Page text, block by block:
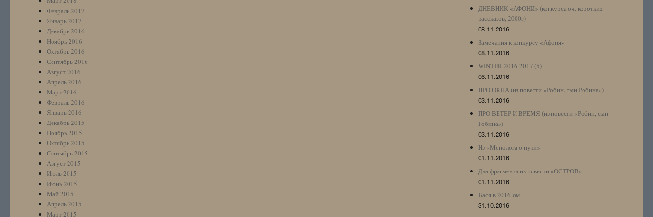
Февраль 2017
Январь 2017
Декабрь 2016
Ноябрь 2016
Октябрь 2016
Сентябрь 2016
Август 2016
Апрель 2016
Март 2016
Февраль 2016
Январь 2016
Декабрь 2015
Ноябрь 2015
Октябрь 2015
Сентябрь 2015
Август 2015
Июль 2015
Июнь 2015
Май 2015
Апрель 2015
Март 2015
ДНЕВНИК «АФОНИ» (конкурса оч. коротких
рассказов, 2000г)
08.11.2016
Замечания к конкурсу «Афоня»
08.11.2016
WINTER 2016-2017 (5)
06.11.2016
ПРО ОКНА (из повести «Робин, сын Робина»)
03.11.2016
ПРО ВЕТЕР И ВРЕМЯ (из повести «Робин, сын
Робина»)
03.11.2016
Из «Монолога о пути»
01.11.2016
Два фрагмента из повести «ОСТРОВ»
01.11.2016
Вася в 2016-ом
31.10.2016